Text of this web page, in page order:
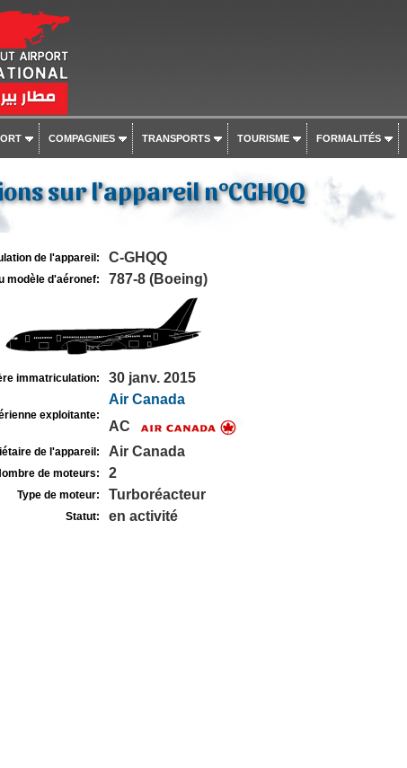
COMPAGNIES TRANSPORTS TOURISME FORMALITÉS
sur l'appareil n°CGHQQ
de l'appareil: C-GHQQ
modèle d'aéronef: 787-8 (Boeing)
immatriculation: 30 janv. 2015
exploitante:
Air Canada
AC
de l'appareil: Air Canada
de moteurs: 2
Type de moteur: Turboréacteur
Statut: en activité